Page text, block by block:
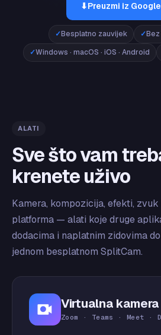
⬇Preuzmi iz
Besplatno zauvijek
Windows · macOS · iOS · Android
ALATI
Sve što vam
krenete uživo
Kamera, kompozicija, efekti,
platforma — alati koje druge
dodacima i naplatnim zidovima
jednom besplatnom SplitCam.
Virtualna kamera
Zoom · Teams · Meet ·